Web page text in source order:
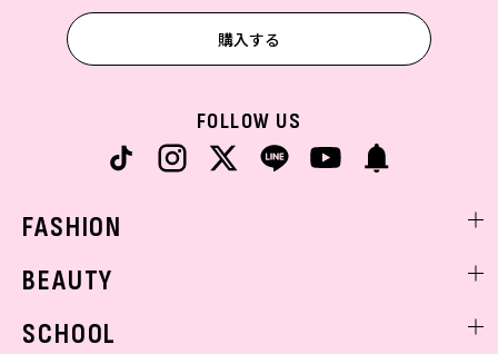
購入する
FOLLOW US
FASHION
着回し
BEAUTY
SCHOOL